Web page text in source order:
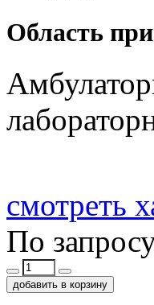
Область
смотреть
По
добавить в корзину